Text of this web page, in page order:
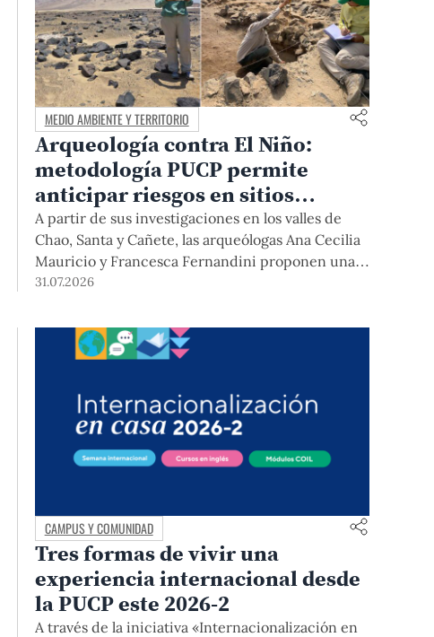
MEDIO AMBIENTE Y TERRITORIO
Arqueología contra El Niño:
metodología PUCP permite
anticipar riesgos en sitios
arqueológicos
A partir de sus investigaciones en los valles de
Chao, Santa y Cañete, las arqueólogas Ana Cecilia
Mauricio y Francesca Fernandini proponen una
herramienta de bajo costo que combina datos
geográfica y trabajo de campo para identificar
sitios arqueológicos vulnerables ante lluvias,
asociados al fenómeno de El Niño.
31.07.2026
CAMPUS Y COMUNIDAD
Tres formas de vivir una
experiencia internacional desde
la PUCP este 2026-2
A través de la iniciativa «Internacionalización en